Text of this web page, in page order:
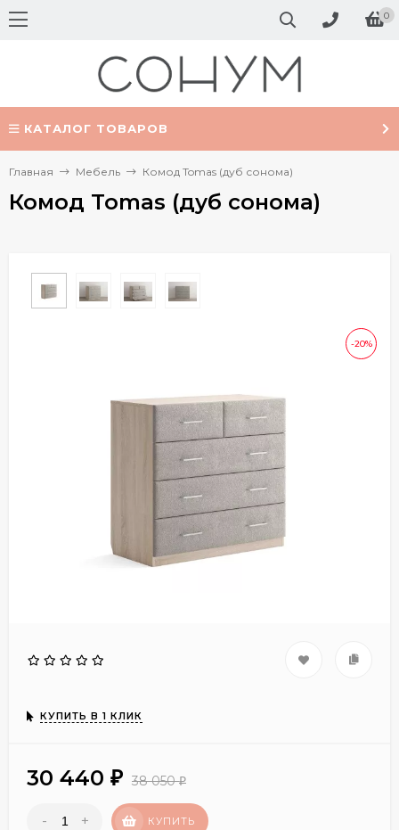
0
КАТАЛОГ ТОВАРОВ
Главная Мебель Комод Tomas (дуб сонома)
Комод Tomas (дуб сонома)
-20%
КУПИТЬ В 1 КЛИК
30 440 ₽ 38 050₽
- + КУПИТЬ